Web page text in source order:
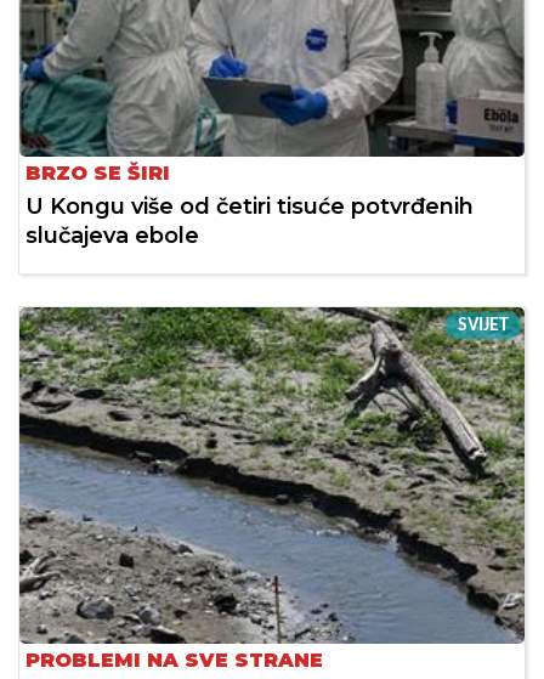
BRZO SE ŠIRI
U Kongu više od četiri tisuće potvrđenih
slučajeva ebole
SVIJET
PROBLEMI NA SVE STRANE